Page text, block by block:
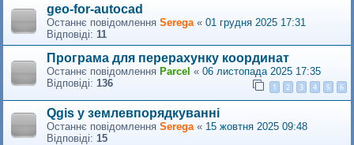
geo-for-autocad
Останнє повідомлення Serega« 01 грудня 2025 17:31
Відповіді: 11
Програма для перерахунку координат
Останнє повідомлення Parcel « 06 листопада 2025 17:35
Відповіді: 136 1 2 3 4 5 6
Qgis у землевпорядкуванні
Останнє повідомлення Serega « 15 жовтня 2025 09:48
Відповіді: 15